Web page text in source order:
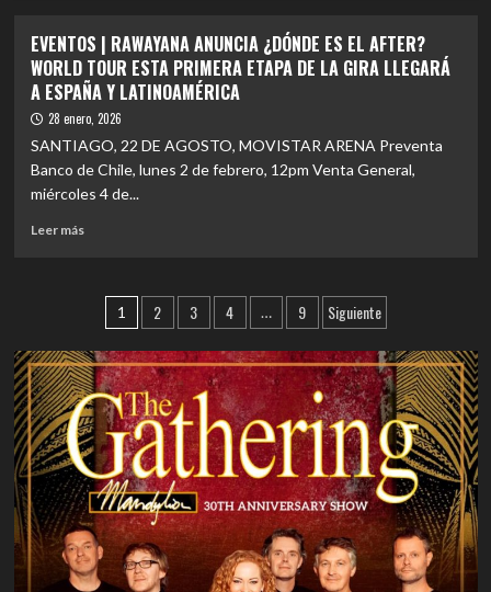
espera
en
un
acto
fe
|
El
desierto
como
Cómo
«Live
from
Tree»
estética
DU
SOL
EVENTOS | RAWAYANA ANUNCIA ¿DÓNDE ES EL AFTER?
WORLD TOUR ESTA PRIMERA ETAPA DE LA GIRA LLEGARÁ
A ESPAÑA Y LATINOAMÉRICA
28 enero, 2026
SANTIAGO, 22 DE AGOSTO, MOVISTAR ARENA Preventa
Banco de Chile, lunes 2 de febrero, 12pm Venta General,
miércoles 4 de...
Leer másLeer
RAWAYANA
ANUNCIA
¿DÓNDE
ES
EL
AFTER?
WORLD
TOUR
ESTA
PRIMERA
ETAPA
DE
LA
Paginación
de
entradas
1 2 3 4 … 9 Siguiente